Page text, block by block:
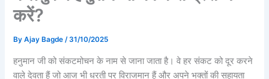
करें?
ByAjay Bagde/31/10/2025
हनुमान जी को संकटमोचन के नाम से जाना जाता है। वे हर संकट को दूर करने
वाले देवता हैं जो आज भी धरती पर विराजमान हैं और अपने भक्तों की सहायता